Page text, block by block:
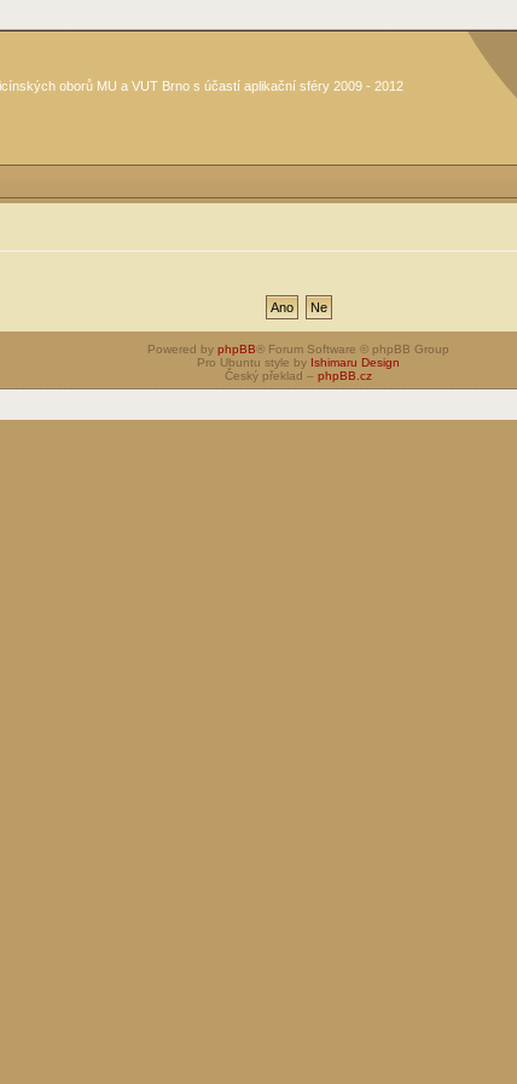
oborů MU a VUT Brno s účastí aplikační sféry 2009 - 2012
Powered by phpBB® Forum Software © phpBB Group
Pro Ubuntu style by Ishimaru Design
Český překlad – phpBB.cz